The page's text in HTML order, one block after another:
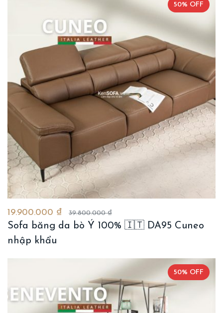
50% OFF
19.900.000 ₫ 39.800.000 ₫
Sofa băng da bò Ý 100% 🇮🇹 DA95 Cuneo
nhập khẩu
50% OFF